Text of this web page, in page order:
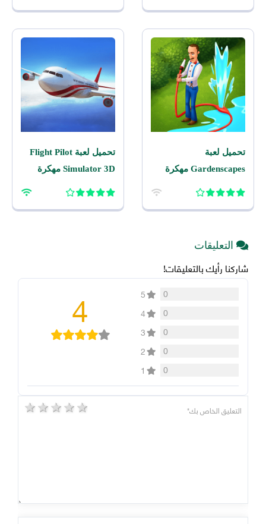
تحميل لعبة
Gardenscapes مهكرة
تحميل لعبة Flight Pilot
Simulator 3D مهكرة
التعليقات
شاركنا رأيك بالتعليقات!
0
5
0
4
0
3
0
2
0
1
4
5 stars 4 stars 3 stars 2 stars 1 star